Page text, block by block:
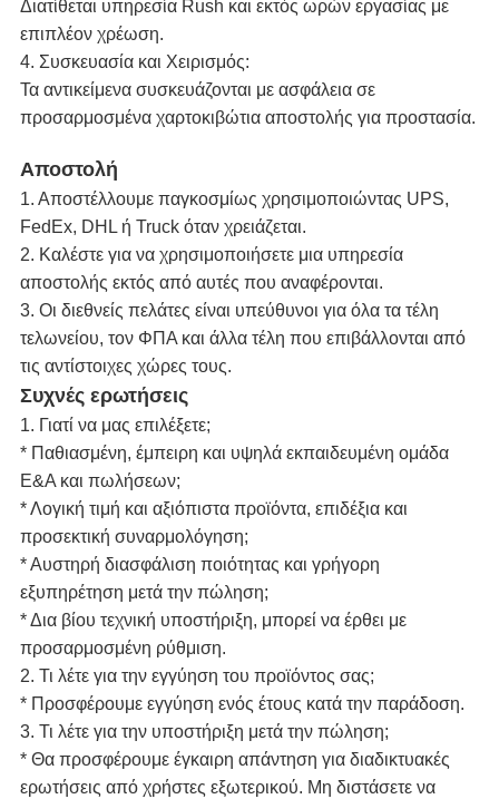
Διατίθεται υπηρεσία Rush και εκτός ωρών εργασίας με
επιπλέον χρέωση.
4. Συσκευασία και Χειρισμός:
Τα αντικείμενα συσκευάζονται με ασφάλεια σε
προσαρμοσμένα χαρτοκιβώτια αποστολής για προστασία.
Αποστολή
1. Αποστέλλουμε παγκοσμίως χρησιμοποιώντας UPS,
FedEx, DHL ή Truck όταν χρειάζεται.
2. Καλέστε για να χρησιμοποιήσετε μια υπηρεσία
αποστολής εκτός από αυτές που αναφέρονται.
3. Οι διεθνείς πελάτες είναι υπεύθυνοι για όλα τα τέλη
τελωνείου, τον ΦΠΑ και άλλα τέλη που επιβάλλονται από
τις αντίστοιχες χώρες τους.
Συχνές ερωτήσεις
1. Γιατί να μας επιλέξετε;
* Παθιασμένη, έμπειρη και υψηλά εκπαιδευμένη ομάδα
Ε&Α και πωλήσεων;
* Λογική τιμή και αξιόπιστα προϊόντα, επιδέξια και
προσεκτική συναρμολόγηση;
* Αυστηρή διασφάλιση ποιότητας και γρήγορη
εξυπηρέτηση μετά την πώληση;
* Δια βίου τεχνική υποστήριξη, μπορεί να έρθει με
προσαρμοσμένη ρύθμιση.
2. Τι λέτε για την εγγύηση του προϊόντος σας;
* Προσφέρουμε εγγύηση ενός έτους κατά την παράδοση.
3. Τι λέτε για την υποστήριξη μετά την πώληση;
* Θα προσφέρουμε έγκαιρη απάντηση για διαδικτυακές
ερωτήσεις από χρήστες εξωτερικού. Μη διστάσετε να